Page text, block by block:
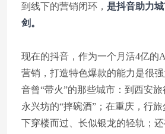
到线下的营销闭环， 是抖音助力
剑。
现在的抖音，作为一个月活4亿的
营销，打造特色爆款的能力是很
音曾“带火”的那些城市：到西安
永兴坊的“摔碗酒”；在重庆，行
下穿楼而过、长似银龙的轻轨；